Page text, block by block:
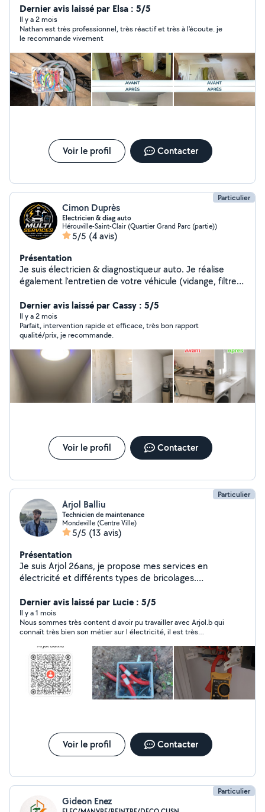
Dernier avis laissé par Elsa : 5/5
Il y a 2 mois
Nathan est très professionnel, très réactif et très à l'écoute. je
le recommande vivement
Voir le profil Contacter
Particulier
Cimon Duprès
Electricien & diag auto
Hérouville-Saint-Clair (Quartier Grand Parc (partie))
5/5 (4 avis)
Présentation
Je suis électricien & diagnostiqueur auto. Je réalise
également l'entretien de votre véhicule (vidange, filtre,
Dernier avis laissé par Cassy : 5/5
Il y a 2 mois
Parfait, intervention rapide et efficace, très bon rapport
qualité/prix, je recommande.
Voir le profil Contacter
Particulier
Arjol Balliu
Technicien de maintenance
Mondeville (Centre Ville)
5/5 (13 avis)
Présentation
Je suis Arjol 26ans, je propose mes services en
électricité et différents types de bricolages.
Dernier avis laissé par Lucie : 5/5
Il y a 1 mois
Nous sommes très content d avoir pu travailler avec Arjol.b qui
connaît très bien son métier sur l électricité, il est très
rappelle sans hésiter
Voir le profil Contacter
Particulier
Gideon Enez